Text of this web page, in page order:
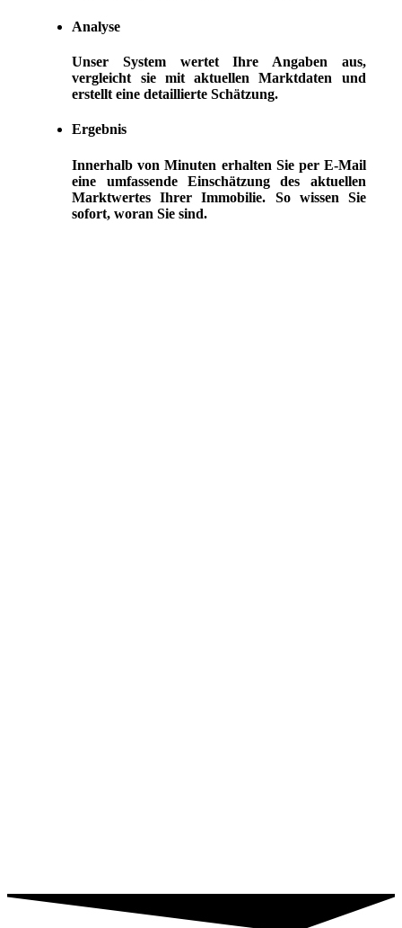
Analyse
Unser System wertet Ihre Angaben aus,
vergleicht sie mit aktuellen Marktdaten und
erstellt eine detaillierte Schätzung.
Ergebnis
Innerhalb von Minuten erhalten Sie per E-Mail
eine umfassende Einschätzung des aktuellen
Marktwertes Ihrer Immobilie. So wissen Sie
sofort, woran Sie sind.